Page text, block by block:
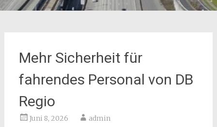
Mehr Sicherheit für
fahrendes Personal von DB
Regio
Juni 8, 2026 admin